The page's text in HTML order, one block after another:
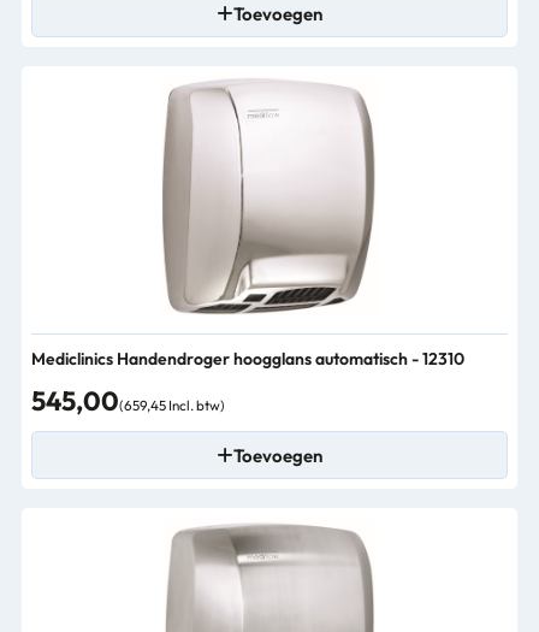
Toevoegen
Mediclinics Handendroger hoogglans automatisch - 12310
545,00(659,45 Incl. btw)
Toevoegen